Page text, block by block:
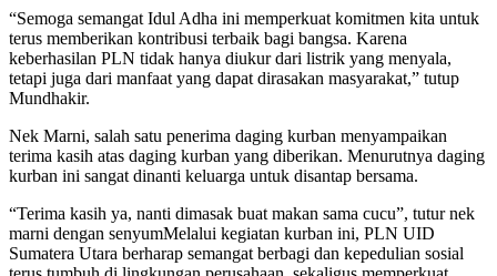
“Semoga semangat Idul Adha ini memperkuat komitmen kita untuk
terus memberikan kontribusi terbaik bagi bangsa. Karena
keberhasilan PLN tidak hanya diukur dari listrik yang menyala,
tetapi juga dari manfaat yang dapat dirasakan masyarakat,” tutup
Mundhakir.
Nek Marni, salah satu penerima daging kurban menyampaikan
terima kasih atas daging kurban yang diberikan. Menurutnya daging
kurban ini sangat dinanti keluarga untuk disantap bersama.
“Terima kasih ya, nanti dimasak buat makan sama cucu”, tutur nek
marni dengan senyumMelalui kegiatan kurban ini, PLN UID
Sumatera Utara berharap semangat berbagi dan kepedulian sosial